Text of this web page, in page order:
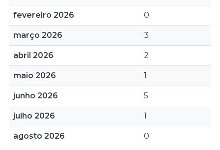
fevereiro 2026 0
março 2026 3
abril 2026 2
maio 2026 1
junho 2026 5
julho 2026 1
agosto 2026 0